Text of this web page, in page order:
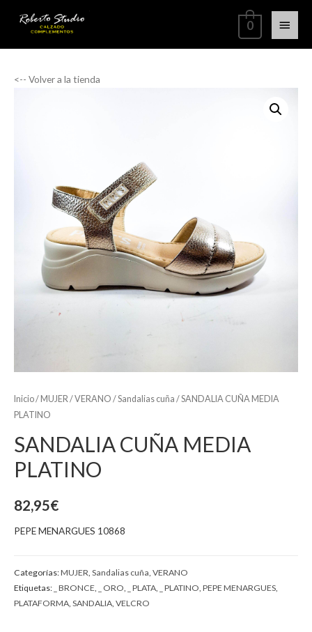
0
<-- Volver a la tienda
Inicio/ MUJER /VERANO /Sandalias cuña / SANDALIA CUÑA MEDIA
PLATINO
SANDALIA CUÑA MEDIA
PLATINO
82,95€
PEPE MENARGUES 10868
Categorías:MUJER Sandalias cuña VERANO
Etiquetas: _ BRONCE _ ORO _ PLATA _ PLATINO PEPE MENARGUES
PLATAFORMA SANDALIA VELCRO